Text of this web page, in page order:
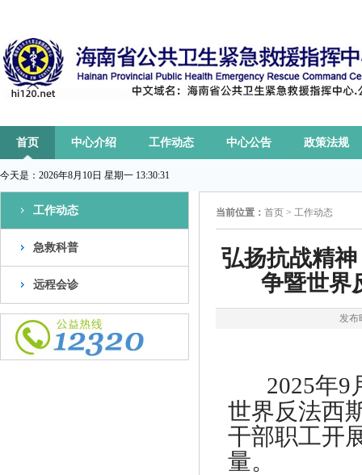
首页 中心介绍 工作动态 中心公告 政策法规
今天是： 2026年8月10日 星期一 13:30:32
工作动态
急救科普
远程会诊
当前位置： 首页 > 工作动态
弘扬抗战精
争暨世界
发布
2025年9
世界反法西
干部职工开
量。